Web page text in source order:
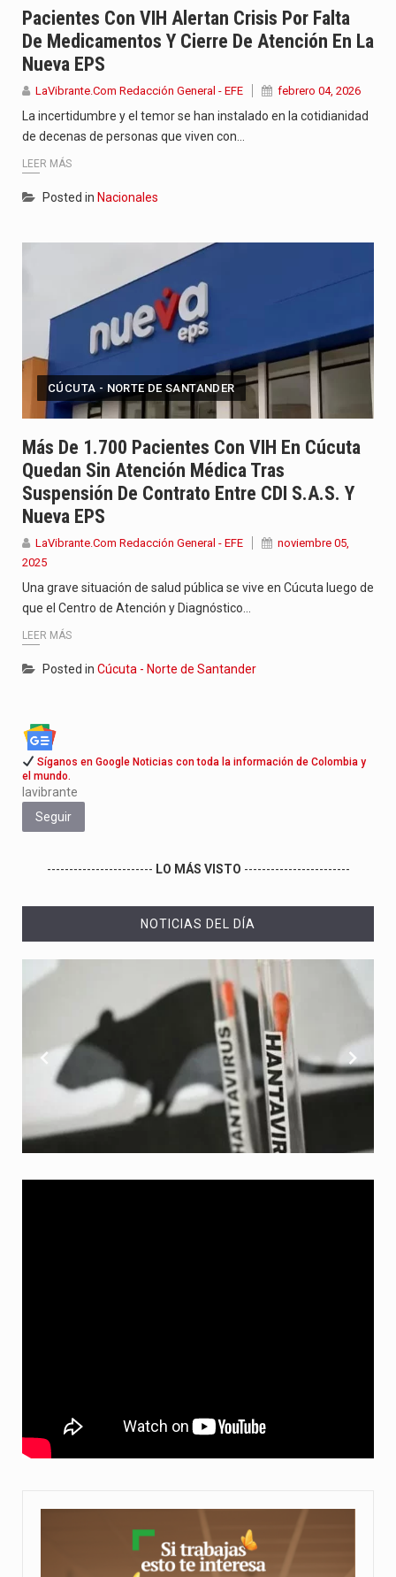
Con el inicio del gobierno de Abelardo de la Espriella,…
Abelardo de la Espriella comenzó su Gobierno con uno de…
Las autoridades sanitarias de Francia y España mantienen bajo vigilancia…
Pacientes Con VIH Alertan Crisis Por Falta
De Medicamentos Y Cierre De Atención En La
Nueva EPS
LaVibrante.Com Redacción General - EFE febrero 04, 2026
La incertidumbre y el temor se han instalado en la cotidianidad
de decenas de personas que viven con…
LEER MÁS
Posted in Nacionales
CÚCUTA - NORTE DE SANTANDER
Más De 1.700 Pacientes Con VIH En Cúcuta
Quedan Sin Atención Médica Tras
Suspensión De Contrato Entre CDI S.A.S. Y
Nueva EPS
LaVibrante.Com Redacción General - EFE
noviembre 05,
2025
Una grave situación de salud pública se vive en Cúcuta luego de
que el Centro de Atención y Diagnóstico…
LEER MÁS
Posted in Cúcuta - Norte de Santander
Síganos en Google Noticias con toda la información de Colombia y
el mundo.
lavibrante
Seguir
------------------------ LO MÁS VISTO ------------------------
NOTICIAS DEL DÍA